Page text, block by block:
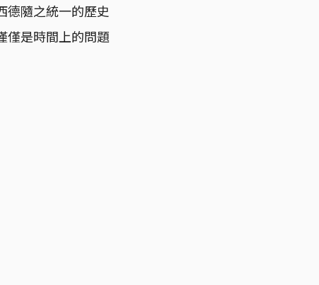
德隨之統一的歷史
僅是時間上的問題